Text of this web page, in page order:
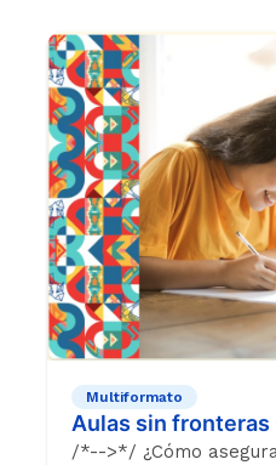
Multiformato
Aulas sin fronteras
/*-->*/ ¿Cómo asegurar la excelencia